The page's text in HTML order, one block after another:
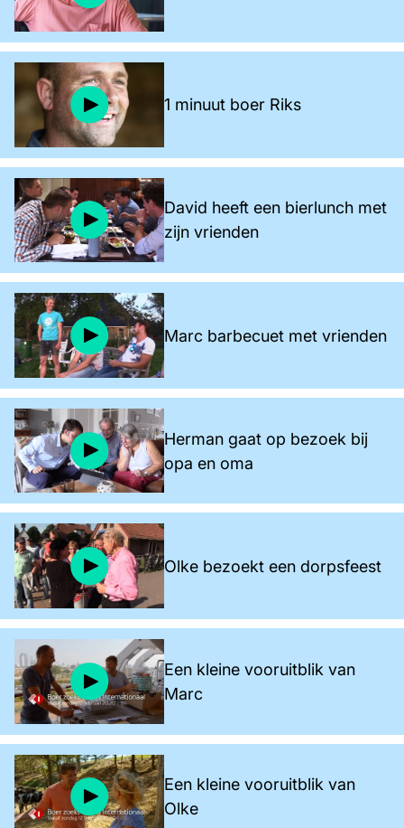
1 minuut boer Riks
David heeft een bierlunch met
zijn vrienden
Marc barbecuet met vrienden
Herman gaat op bezoek bij
opa en oma
Olke bezoekt een dorpsfeest
Een kleine vooruitblik van
Marc
Een kleine vooruitblik van
Olke